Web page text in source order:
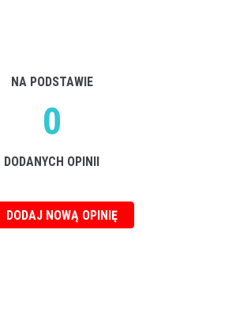
NA PODSTAWIE
0
DODANYCH OPINII
DODAJ NOWĄ OPINIĘ